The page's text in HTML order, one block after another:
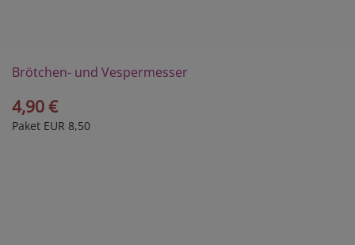
Brötchen- und Vespermesser
4,90 €
Paket EUR 8,50